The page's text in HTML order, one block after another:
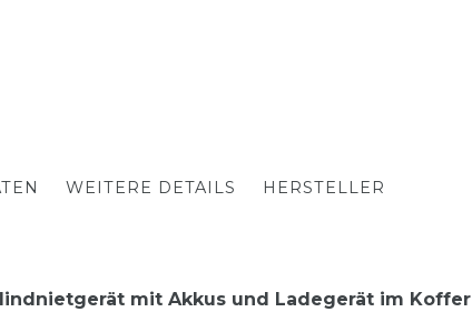
WEITERE DETAILS HERSTELLER
mit Akkus und Ladegerät im Koffer